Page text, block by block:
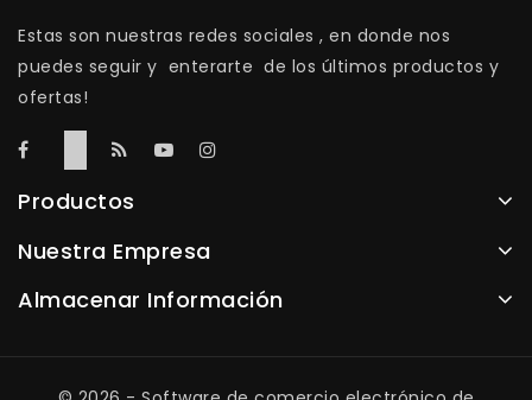
Estas son nuestras redes sociales , en donde nos
puedes seguir y enterarte de los últimos productos y
ofertas!
Productos
Nuestra Empresa
Almacenar Información